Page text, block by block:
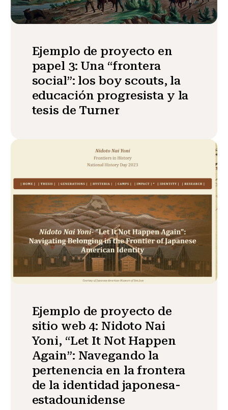
Ejemplo de proyecto en
papel 3: Una “frontera
social”: los boy scouts, la
educación progresista y la
tesis de Turner
Ejemplo de proyecto de
sitio web 4: Nidoto Nai
Yoni, “Let It Not Happen
Again”: Navegando la
pertenencia en la frontera
de la identidad japonesa-
estadounidense